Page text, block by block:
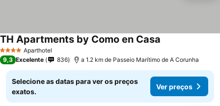
4 EstrelasAparthotel
TH Apartments by Como en Casa
9,3 Excelente 836 a 1.2 km de Passeio Marítimo de A Corunha
Selecione as datas para ver os preços
exatos.
Ver preços